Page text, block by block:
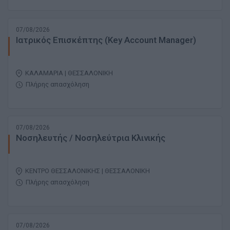
07/08/2026
Ιατρικός Επισκέπτης (Key Account Manager)
ΚΑΛΑΜΑΡΙΑ | ΘΕΣΣΑΛΟΝΙΚΗ
Πλήρης απασχόληση
07/08/2026
Νοσηλευτής / Νοσηλεύτρια Κλινικής
ΚΕΝΤΡΟ ΘΕΣΣΑΛΟΝΙΚΗΣ | ΘΕΣΣΑΛΟΝΙΚΗ
Πλήρης απασχόληση
07/08/2026